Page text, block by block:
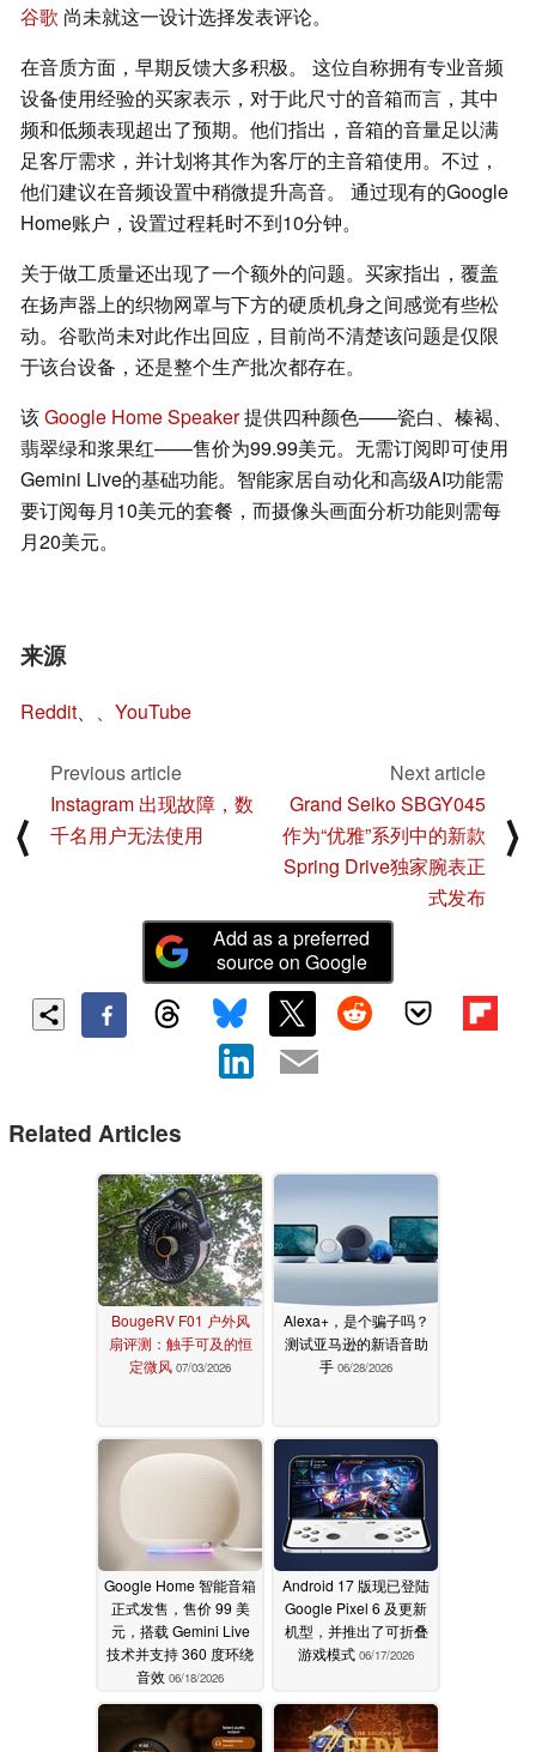
谷歌 尚未就这一设计选择发表评论。
在音质方面，早期反馈大多积极。 这位自称拥有专业音频
设备使用经验的买家表示，对于此尺寸的音箱而言，其中
频和低频表现超出了预期。他们指出，音箱的音量足以满
足客厅需求，并计划将其作为客厅的主音箱使用。不过，
他们建议在音频设置中稍微提升高音。 通过现有的Google
Home账户，设置过程耗时不到10分钟。
关于做工质量还出现了一个额外的问题。买家指出，覆盖
在扬声器上的织物网罩与下方的硬质机身之间感觉有些松
动。谷歌尚未对此作出回应，目前尚不清楚该问题是仅限
于该台设备，还是整个生产批次都存在。
该Google Home Speaker提供四种颜色——瓷白、榛褐、
翡翠绿和浆果红——售价为99.99美元。无需订阅即可使用
Gemini Live的基础功能。智能家居自动化和高级AI功能需
要订阅每月10美元的套餐，而摄像头画面分析功能则需每
月20美元。
来源
Reddit、 、YouTube
⟨
Previous article
Instagram 出现故障，数
千名用户无法使用
Next article
Grand Seiko SBGY045
作为“优雅”系列中的新款
Spring Drive独家腕表正
式发布
⟩
Add as a preferred
source on Google
Related Articles
BougeRV F01 户外风
扇评测：触手可及的恒
定微风 07/03/2026
Alexa+，是个骗子吗？
测试亚马逊的新语音助
手 06/28/2026
Google Home 智能音箱
正式发售，售价 99 美
元，搭载 Gemini Live
技术并支持 360 度环绕
音效 06/18/2026
Android 17 版现已登陆
Google Pixel 6 及更新
机型，并推出了可折叠
游戏模式 06/17/2026